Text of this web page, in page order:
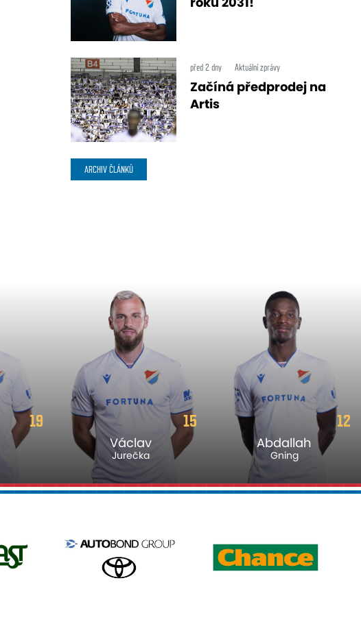
před 2 dny Aktuální zprávy
Začíná předprodej na
Artis
ARCHIV ČLÁNKŮ
19 15
Václav
Jurečka
12
Abdallah
Gning